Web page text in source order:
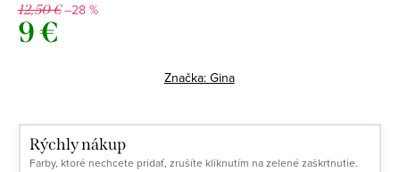
12,50 €–28 %
9 €
Značka: Gina
Rýchly nákup
Farby, ktoré nechcete pridať, zrušíte kliknutím na zelené zaškrtnutie.